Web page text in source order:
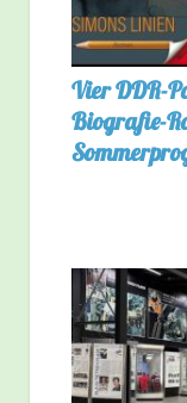
Vier DDR-
Biografie-